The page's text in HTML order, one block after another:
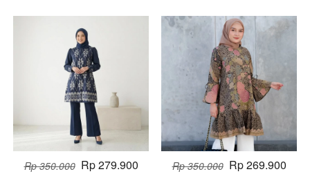
Rp 350.000 Rp 279.900 Rp 350.000 Rp 269.900